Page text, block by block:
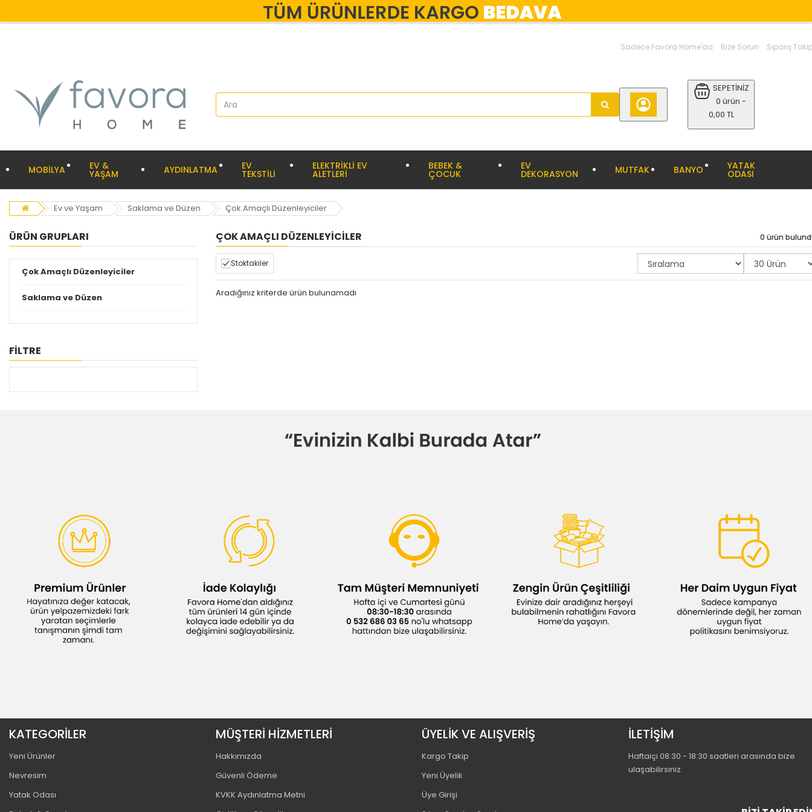
Sadece Favora Home'da Bize Sorun Sipariş
SEPETİNİZ
0 ürün -
0,00 TL
MOBİLYA EV &
YAŞAM AYDINLATMA EV
TEKSTİLİ
ELEKTRİKLİ EV
ALETLERİ
BEBEK &
ÇOCUK
EV
DEKORASYON MUTFAK BANYO YATAK
ODASI
Ev ve Yaşam Saklama ve Düzen Çok Amaçlı Düzenleyiciler
ÜRÜN GRUPLARI
Çok Amaçlı Düzenleyiciler
Saklama ve Düzen
FİLTRE
ÇOK AMAÇLI DÜZENLEYICILER 0 ürün
Stoktakiler
Aradığınız kriterde ürün bulunamadı
KATEGORİLER
Yeni Ürünler
Nevresim
Yatak Odası
MÜŞTERİ HİZMETLERİ
Hakkımızda
Güvenli Ödeme
KVKK Aydınlatma Metni
ÜYELİK VE ALIŞVERİŞ
Kargo Takip
Yeni Üyelik
Üye Girişi
İLETİŞİM
Haftaiçi 08:30 - 18:30 saatleri arasında bize
ulaşabilirsiniz.